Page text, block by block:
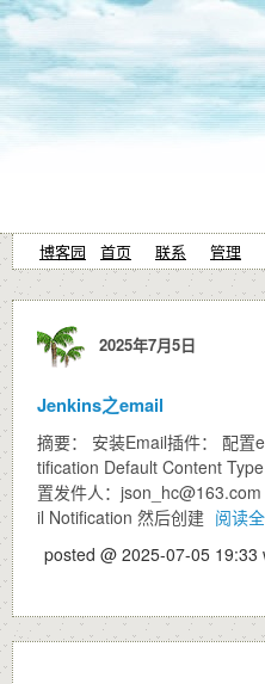
博客园 首页 联系 管理
2025年7月5日
Jenkins之email
摘要： 安装Email插件： 配置
tification Default Content
置发件人：
il Notification 然后创建 阅读
posted @ 2025-07-05 19:33